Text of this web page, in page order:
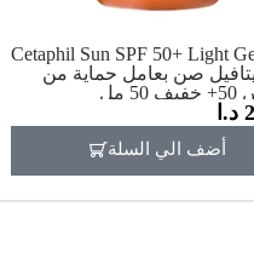
Cetaphil Sun SPF 50+ Light
صن بعامل حماية من
مل
د.ا
أضف الي السلة